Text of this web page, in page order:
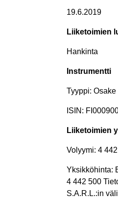
19.6.2019
Liiketoimien
Hankinta
Instrumentti
Tyyppi: Osake
ISIN:
Liiketoimien
Volyymi: 4
Yksikköhinta:
4 442 500
S.A.R.L.:in